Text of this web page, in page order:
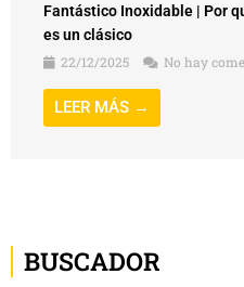
Fantástico Inoxidable | Por
es un clásico
22/12/2025
No hay
LEER MÁS →
BUSCADOR